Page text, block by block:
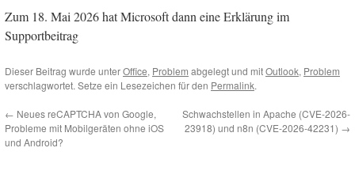
Zum 18. Mai 2026 hat Microsoft dann eine Erklärung im
Supportbeitrag
Dieser Beitrag wurde unterOffice, Problem abgelegt und mitOutlook, Problem
verschlagwortet. Setze ein Lesezeichen für den Permalink.
← Neues reCAPTCHA von Google,
Probleme mit Mobilgeräten ohne iOS
und Android?
Schwachstellen in Apache (CVE-2026-
23918) und n8n (CVE-2026-42231) →